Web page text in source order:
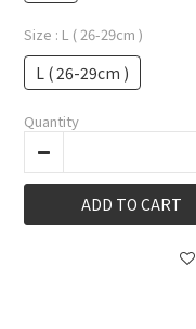
Size : L ( 26-29cm )
L ( 26-29cm )
Quantity
ADD TO CART